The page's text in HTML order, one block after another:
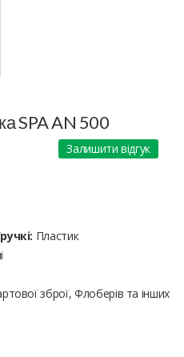
SPA AN 500
Залишити відгук
Пластик
зброї, Флоберів та інших